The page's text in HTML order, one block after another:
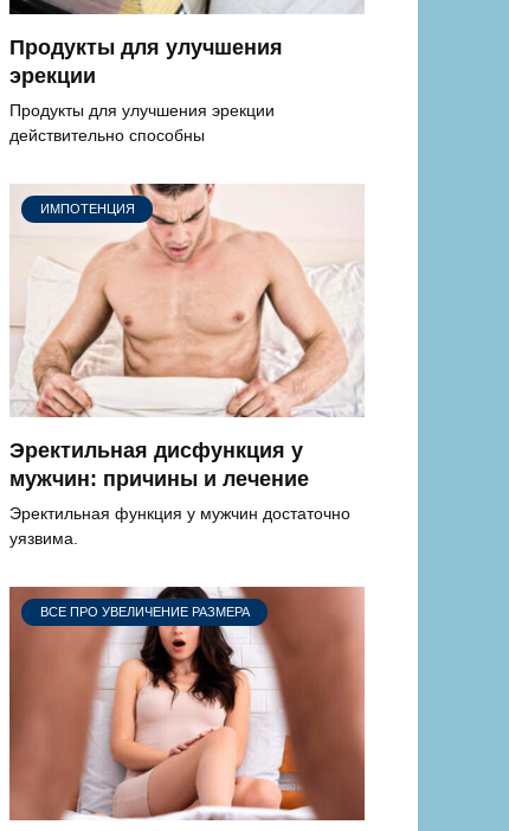
Продукты для улучшения
эрекции
Продукты для улучшения эрекции
действительно способны
ИМПОТЕНЦИЯ
Эректильная дисфункция у
мужчин: причины и лечение
Эректильная функция у мужчин достаточно
уязвима.
ВСЕ ПРО УВЕЛИЧЕНИЕ РАЗМЕРА